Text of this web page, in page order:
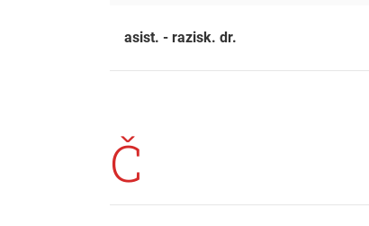
asist. - razisk. dr.
Č